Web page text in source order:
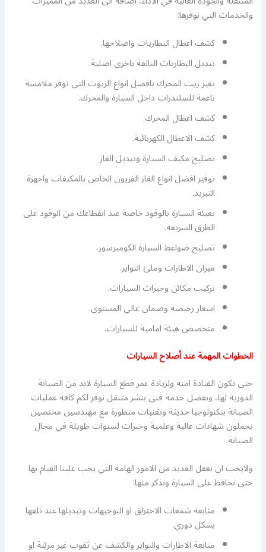
والخدمات التي نوفرها:
كشف اعطال البطاريات واصلاحها.
تبديل البطاريات التالفة باخرى اصلية.
تغير زيت المحرك بافضل انواع الزيوت التي توفر ملامسة
ناعمة للسلندرات داخل السيارة والمحرك.
كشف اعطال المحرك.
كشف الاعطال الكهربائية.
تصليح مكيف السيارة وتبديل الغاز
توفير افضل انواع الغاز الفريون الخاص بالمكيفات واجهزة
التبريد.
تعبئة السيارة بالوقود خاصة عند انقطاعك من الوقود على
الطرق السريعة.
تصليح ضواغط السيارة الكومبرسور.
ميزان الاطارات وملئ التواير.
تركيب مكائن وجيرات السيارات.
اسعار رخيصة وضمان عالي المستوى.
متخصص هيئة امامية للسيارات.
الخطوات المهمة عند أصلاح السيارات
حتى تكون القيادة امنة ولزيادة عمر قطع السيارة لابد من الصيانة
الدورية لها، وبفضل خدمة فني بنشر متنقل نوفر لكم كافة عمليات
الصيانة بتكنولوجيا حديثة وتقنيات متطورة مع مهندسين مختصين
يحملون شهادات عالية وعلمية وخبرات لسنوات طويلة في مجال
الصيانة.
ولايجب ان نغفل العديد من الامور الهامة التي يجب علينا القيام بها
حتى نحافظ على السيارة ونذكر منها:
متابعة شمعات الاحتراق او البوجيهات وتبديلها عند تلفها
بشكل دوري.
متابعة الاطارات والتواير والكشف عن ثقوب غير مرئية او